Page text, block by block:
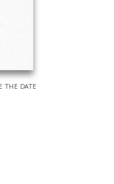
THE DATE